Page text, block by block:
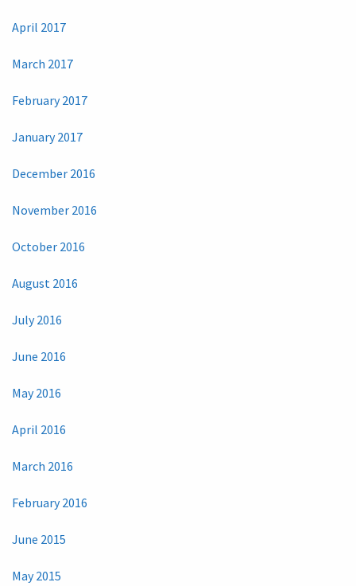
April 2017
March 2017
February 2017
January 2017
December 2016
November 2016
October 2016
August 2016
July 2016
June 2016
May 2016
April 2016
March 2016
February 2016
June 2015
May 2015